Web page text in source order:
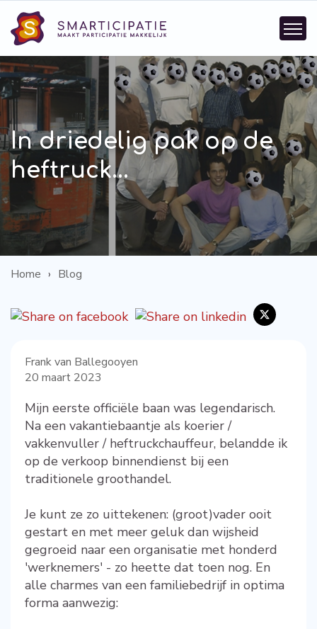
In driedelig pak op de
heftruck...
Home Blog
Frank van Ballegooyen
20 maart 2023
Mijn eerste officiële baan was legendarisch.
Na een vakantiebaantje als koerier /
vakkenvuller / heftruckchauffeur, belandde ik
op de verkoop binnendienst bij een
traditionele groothandel.
Je kunt ze zo uittekenen: (groot)vader ooit
gestart en met meer geluk dan wijsheid
gegroeid naar een organisatie met honderd
'werknemers' - zo heette dat toen nog. En
alle charmes van een familiebedrijf in optima
forma aanwezig: